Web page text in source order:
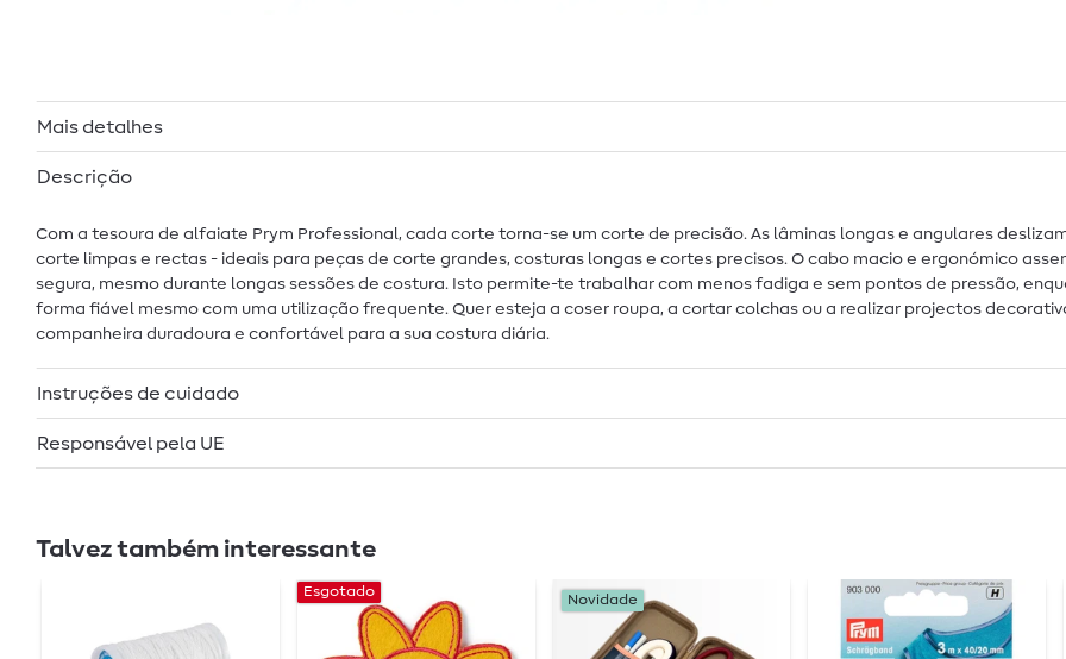
Mais detalhes
Descrição
Com a tesoura de alfaiate Prym Professional, cada corte torna-se um corte de precisão. As lâminas longas e angulares
corte limpas e rectas - ideais para peças de corte grandes, costuras longas e cortes precisos. O cabo macio e ergonómico
segura, mesmo durante longas sessões de costura. Isto permite-te trabalhar com menos fadiga e sem pontos de pressão,
forma fiável mesmo com uma utilização frequente. Quer esteja a coser roupa, a cortar colchas ou a realizar projectos
companheira duradoura e confortável para a sua costura diária.
Instruções de cuidado
Responsável pela UE
Talvez também interessante
Esgotado
Novidade